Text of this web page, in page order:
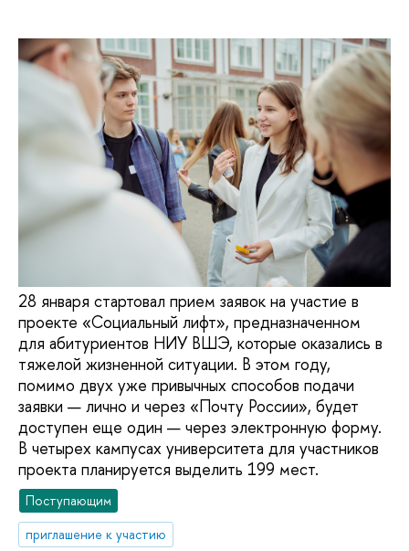
28 января стартовал прием заявок на участие в
проекте «Социальный лифт», предназначенном
для абитуриентов НИУ ВШЭ, которые оказались в
тяжелой жизненной ситуации. В этом году,
помимо двух уже привычных способов подачи
заявки — лично и через «Почту России», будет
доступен еще один — через электронную форму.
В четырех кампусах университета для участников
проекта планируется выделить 199 мест.
Поступающим
приглашение к участию